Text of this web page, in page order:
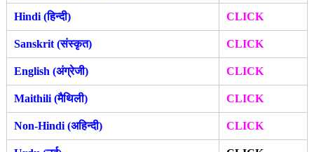
Hindi (हिन्दी) CLICK
Sanskrit (संस्कृत) CLICK
English (अंग्रेजी) CLICK
Maithili (मैथिली) CLICK
Non-Hindi (अहिन्दी) CLICK